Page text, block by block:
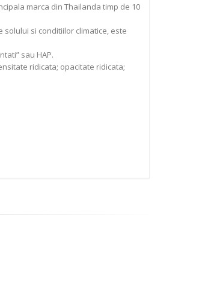
marca din Thailanda timp de 10
si conditiilor climatice, este
sau HAP.
ridicata; opacitate ridicata;